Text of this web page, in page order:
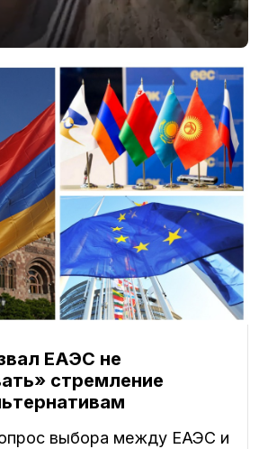
ЕАЭС не
стремление
выбора между ЕАЭС и